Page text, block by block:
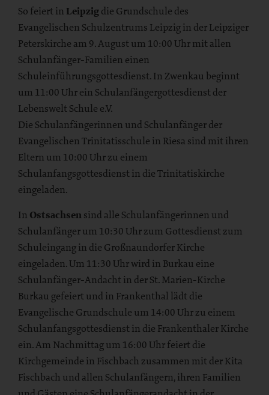
So feiert in Leipzigdie Grundschule des
Evangelischen Schulzentrums Leipzig in der Leipziger
Peterskirche am 9. August um 10:00 Uhr mit allen
Schulanfänger-Familien einen
Schuleinführungsgottesdienst. In Zwenkau beginnt
um 11:00 Uhr ein Schulanfängergottesdienst der
Lebenswelt Schule e.V.
Die Schulanfängerinnen und Schulanfänger der
Evangelischen Trinitatisschule in Riesa sind mit ihren
Eltern um 10:00 Uhr zu einem
Schulanfangsgottesdienst in die Trinitatiskirche
eingeladen.
In Ostsachsensind alle Schulanfängerinnen und
Schulanfänger um 10:30 Uhr zum Gottesdienst zum
Schuleingang in die Großnaundorfer Kirche
eingeladen. Um 11:30 Uhr wird in Burkau eine
Schulanfänger-Andacht in der St. Marien-Kirche
Burkau gefeiert und in Frankenthal lädt die
Evangelische Grundschule um 14:00 Uhr zu einem
Schulanfangsgottesdienst in die Frankenthaler Kirche
ein. Am Nachmittag um 16:00 Uhr feiert die
Kirchgemeinde in Fischbach zusammen mit der Kita
Fischbach und allen Schulanfängern, ihren Familien